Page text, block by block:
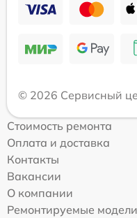
© 2026 Сервисный
Стоимость ремонта
Оплата и доставка
Контакты
Вакансии
О компании
Ремонтируемые модели